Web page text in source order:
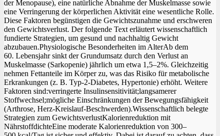
der Menopause), eine natürliche Abnahme der Muskelmasse sowie
eine Verringerung der körperlichen Aktivität eine wesentliche Rolle.
Diese Faktoren begünstigen die Gewichtszunahme und erschweren
den Gewichtsverlust. Der folgende Text erläutert wissenschaftlich
fundierte Strategien, um gesund und nachhaltig Gewicht
abzubauen.Physiologische Besonderheiten im AlterAb dem
60. Lebensjahr sinkt der Grundumsatz durch den Verlust an
Muskelmasse (Sarkopenie) jährlich um etwa 1,5–2%. Gleichzeitig
nehmen Fettanteile im Körper zu, was das Risiko für metabolische
Erkrankungen (z. B. Typ‑2‑Diabetes, Hypertonie) erhöht. Weitere
Faktoren sind:verringerte Insulinsensitivität;langsamerer
Stoffwechsel;mögliche Einschränkungen der Bewegungsfähigkeit
(Arthrose, Herz‑Kreislauf‑Beschwerden).Wissenschaftlich belegte
Strategien zum GewichtsverlustKalorienreduktion mit
NährstoffdichteEine moderate Kalorienreduktion von 300–